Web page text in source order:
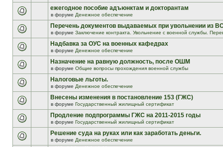
ежегодное пособие адъюнктам и докторантам
в форуме Денежное обеспечение
Перечень документов выдаваемых при увольнении из
в форуме Заключение контракта. Увольнение с военной службы.
Надбавка за ОУС на военных кафедрах
в форуме Денежное обеспечение
Назначение на равную должность, после ОШМ
в форуме Общие вопросы прохождения военной службы
Налоговые льготы.
в форуме Денежное обеспечение
Внесены изменения в постановление 153 (ГЖС)
в форуме Государственный жилищный сертификат
Продление подпрограммы ГЖС на 2011-2015 годы
в форуме Государственный жилищный сертификат
Решение суда на руках или как заработать деньги.
в форуме Денежное обеспечение